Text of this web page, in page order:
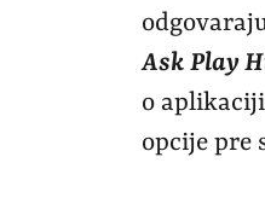
Ask Play
o
opcije pre